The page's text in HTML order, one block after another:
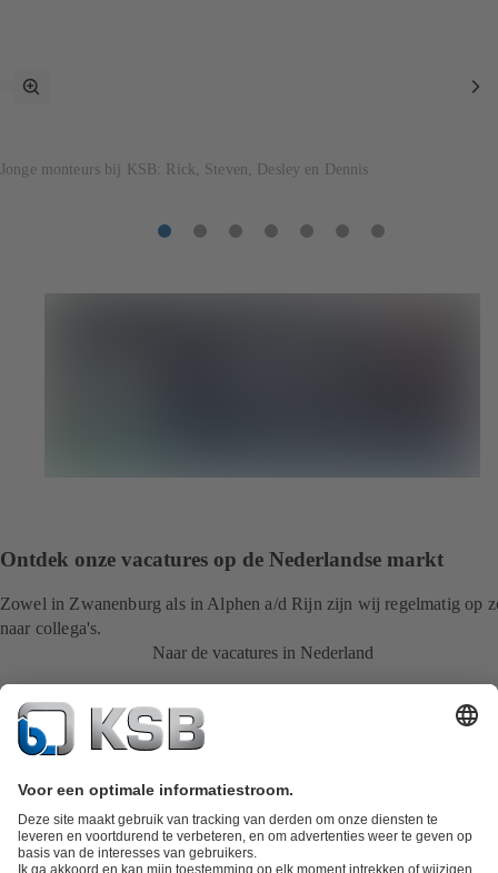
Jonge monteurs bij KSB: Rick, Steven, Desley en Dennis
Volledig
ArtikelArtikelArtikelArtikelArtikelArtikelArtikel
Ontdek onze vacatures op de Nederlandse markt
Zowel in Zwanenburg als in Alphen a/d Rijn zijn wij regelmatig op
naar collega's.
Naar de vacatures in Nederland